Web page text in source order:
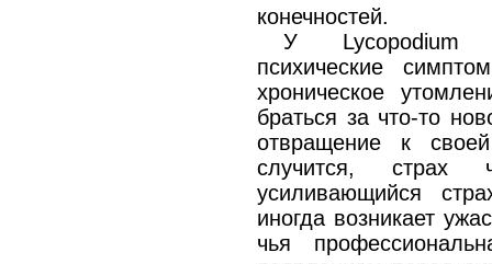
конечностей.
У Lycopodium
психические
хроническое
браться за что-то
отвращение к
случится, страх
усиливающийся
иногда возникает
чья